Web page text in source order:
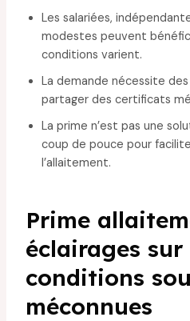
Les salariées,
modestes peuvent
conditions varient.
La demande nécessite des
partager des certificats
La prime n’est pas une
coup de pouce pour
l’allaitement.
Prime
éclairages sur
conditions
méconnues